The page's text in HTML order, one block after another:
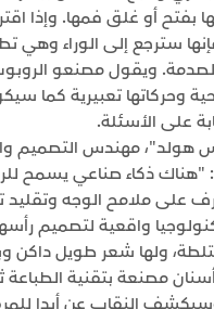
بفتح أو غلق فمها. وإذا
سترجع إلى الوراء وهي
ويقول مصنعو الروبوت
وحركاتها تعبيرية كما
على الأسئلة.
هولد"، مهندس التصميم
"هناك ذكاء صناعي يسمح
على ملامح الوجه
واقعية لتصميم
ولها شعر طويل داكن
مصنعة بتقنية الطباعة